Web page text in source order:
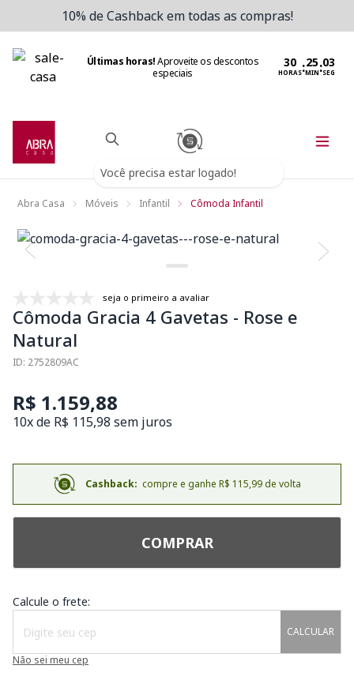
10% de Cashback em todas as compras!
Últimas horas!Aproveite os descontos
especiais
HORAS:MIN:SEG
Você precisa estar logado!
Abra Casa Móveis Infantil Cômoda Infantil
seja o primeiro a avaliar
Cômoda Gracia 4 Gavetas - Rose e
Natural
ID: 2752809AC
R$ 1.159,88
10x de R$ 115,98 sem juros
Cashback: compre e ganhe R$ 115,99 de volta
COMPRAR
Calcule o frete:
CALCULAR
Não sei meu cep